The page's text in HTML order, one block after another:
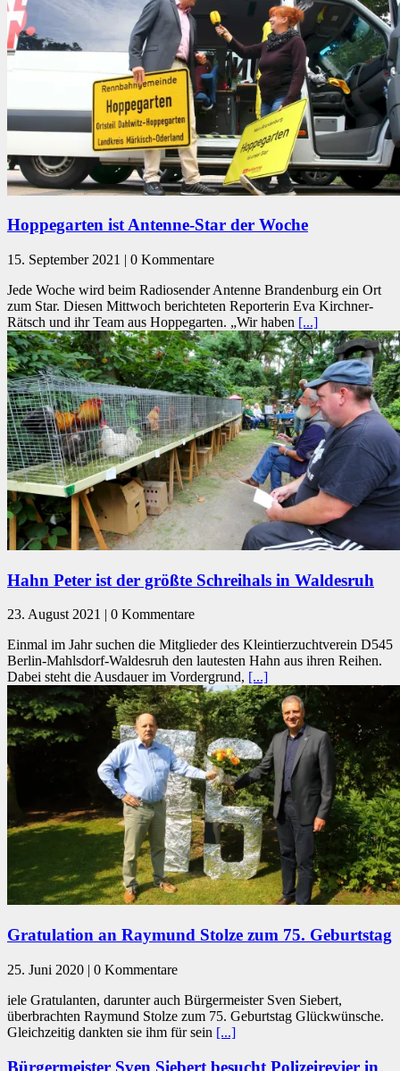
Hoppegarten ist Antenne-Star der Woche
15. September 2021 | 0 Kommentare
Jede Woche wird beim Radiosender Antenne Brandenburg ein Ort
zum Star. Diesen Mittwoch berichteten Reporterin Eva Kirchner-
Rätsch und ihr Team aus Hoppegarten. „Wir haben [...]
Hahn Peter ist der größte Schreihals in Waldesruh
23. August 2021 | 0 Kommentare
Einmal im Jahr suchen die Mitglieder des Kleintierzuchtverein D545
Berlin-Mahlsdorf-Waldesruh den lautesten Hahn aus ihren Reihen.
Dabei steht die Ausdauer im Vordergrund, [...]
Gratulation an Raymund Stolze zum 75. Geburtstag
25. Juni 2020 | 0 Kommentare
iele Gratulanten, darunter auch Bürgermeister Sven Siebert,
überbrachten Raymund Stolze zum 75. Geburtstag Glückwünsche.
Gleichzeitig dankten sie ihm für sein [...]
Bürgermeister Sven Siebert besucht Polizeirevier in